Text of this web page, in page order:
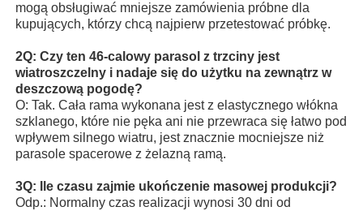
mogą obsługiwać mniejsze zamówienia próbne dla
kupujących, którzy chcą najpierw przetestować próbkę.
2Q: Czy ten 46-calowy parasol z trzciny jest
wiatroszczelny i nadaje się do użytku na zewnątrz w
deszczową pogodę?
O: Tak. Cała rama wykonana jest z elastycznego włókna
szklanego, które nie pęka ani nie przewraca się łatwo pod
wpływem silnego wiatru, jest znacznie mocniejsze niż
parasole spacerowe z żelazną ramą.
3Q: Ile czasu zajmie ukończenie masowej produkcji?
Odp.: Normalny czas realizacji wynosi 30 dni od